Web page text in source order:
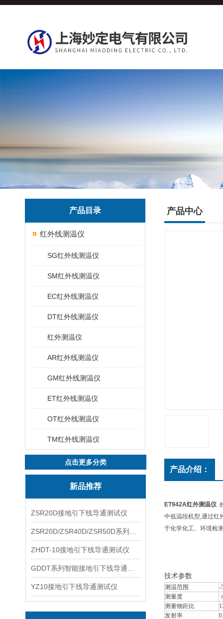
产品目录
红外线测温仪
SG红外线测温仪
SM红外线测温仪
EC红外线测温仪
DT红外线测温仪
红外测温仪
AR红外线测温仪
GM红外线测温仪
ET红外线测温仪
OT红外线测温仪
TM红外线测温仪
点击更多分类
新品推荐
ZSR20D接地引下线导通测试仪
ZHDT-10接地引下线导通测试仪
YZ10接地引下线导通测试仪
产品中心
产品介绍：
ET942A红外测温仪
中低温段机型,通过红
于化学化工、环境检
技术参数
测温范围
-
测量度
测量物距比
发射率